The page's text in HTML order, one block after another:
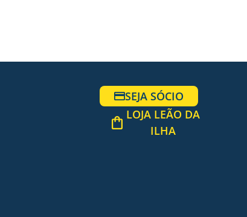
SEJA SÓCIO
LOJA LEÃO DA
ILHA